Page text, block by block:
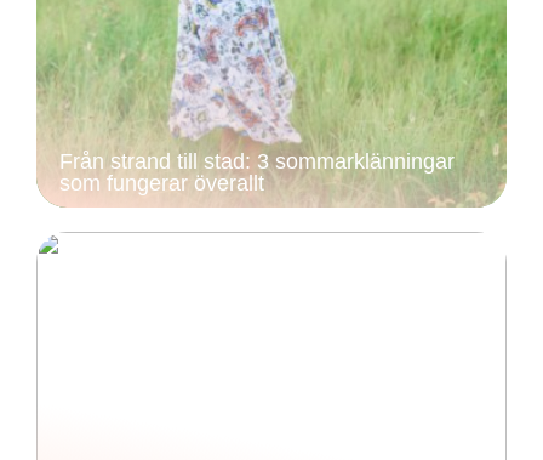
Från strand till stad: 3 sommarklänningar
som fungerar överallt